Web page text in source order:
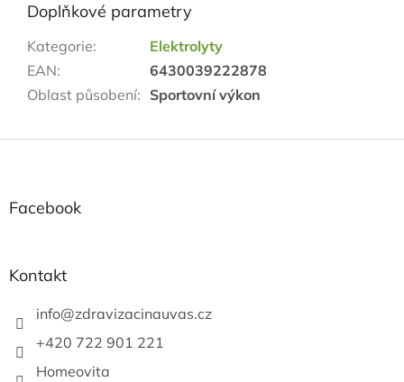
Doplňkové parametry
Kategorie:
Elektrolyty
EAN:
6430039222878
Oblast působení: Sportovní výkon
Facebook
Kontakt
info@zdravizacinauvas.cz
+420 722 901 221
Homeovita